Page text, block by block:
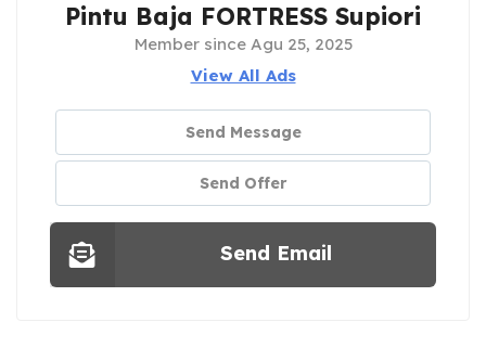
Pintu Baja FORTRESS Supiori
Member since Agu 25, 2025
View All Ads
Send Message
Send Offer
Send Email